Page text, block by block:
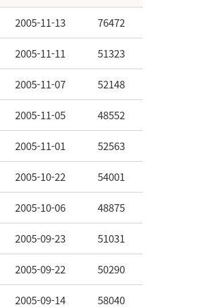
2005-11-13 76472
2005-11-11 51323
2005-11-07 52148
2005-11-05 48552
2005-11-01 52563
2005-10-22 54001
2005-10-06 48875
2005-09-23 51031
2005-09-22 50290
2005-09-14 58040